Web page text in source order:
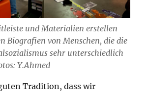
und Materialien erstellen
Biografien von Menschen, die die
sehr unterschiedlich
Y.Ahmed
Tradition, dass wir